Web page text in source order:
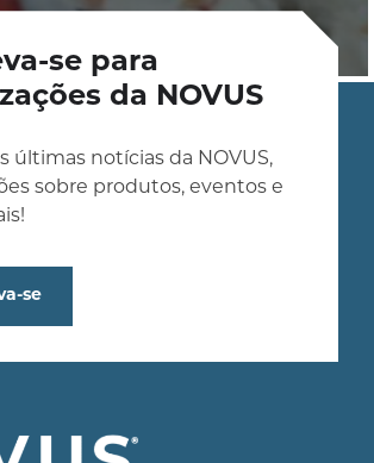
se para
da NOVUS
últimas notícias da NOVUS,
sobre produtos, eventos e
se